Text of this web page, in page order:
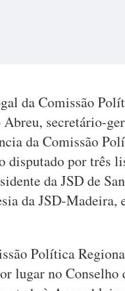
da Comissão
Abreu, secretário-
da Comissão
por três
da JSD de
da JSD-Madeira,
Política
lugar no Conselho